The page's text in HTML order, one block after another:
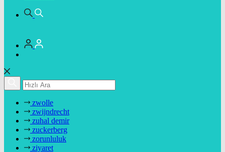
zwolle
zwijndrecht
zuhal demir
zuckerberg
zorunluluk
ziyaret